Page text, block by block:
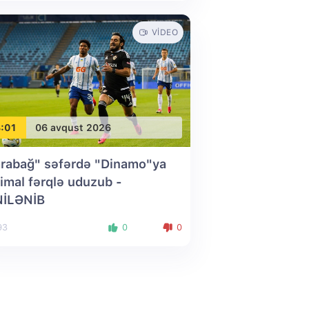
06 avqust 2026
VIDEO
səfərdə "Dinamo"ya
fərqlə uduzub -
0 0